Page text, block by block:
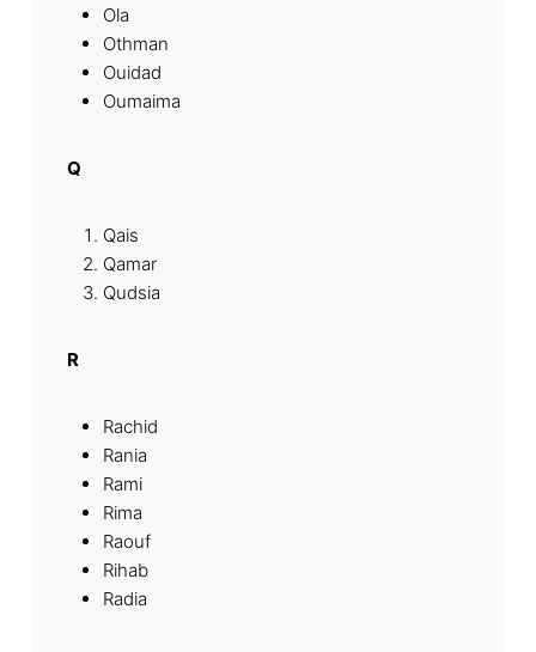
Ola
Othman
Ouidad
Oumaima
Q
Qais
Qamar
Qudsia
R
Rachid
Rania
Rami
Rima
Raouf
Rihab
Radia